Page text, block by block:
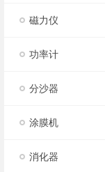
磁力仪
功率计
分沙器
涂膜机
消化器